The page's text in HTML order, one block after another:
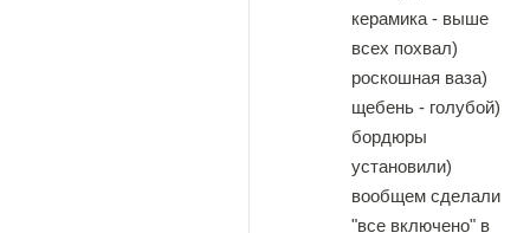
керамика - выше
всех похвал)
роскошная ваза)
щебень - голубой)
бордюры
установили)
вообщем сделали
"все включено" в